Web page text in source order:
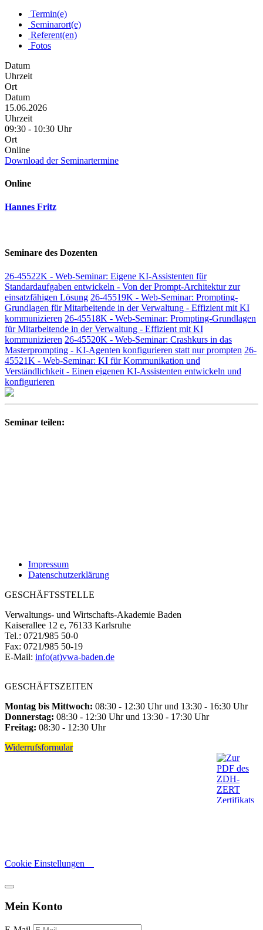
Termin(e)
Seminarort(e)
Referent(en)
Fotos
Datum
Uhrzeit
Ort
Datum
15.06.2026
Uhrzeit
09:30 - 10:30 Uhr
Ort
Online
Download der Seminartermine
Online
Hannes Fritz
Seminare des Dozenten
26-45522K - Web-Seminar: Eigene KI-Assistenten für
Standardaufgaben entwickeln - Von der Prompt-Architektur zur
einsatzfähigen Lösung 26-45519K - Web-Seminar: Prompting-
Grundlagen für Mitarbeitende in der Verwaltung - Effizient mit KI
kommunizieren 26-45518K - Web-Seminar: Prompting-Grundlagen
für Mitarbeitende in der Verwaltung - Effizient mit KI
kommunizieren 26-45520K - Web-Seminar: Crashkurs in das
Masterprompting - KI-Agenten konfigurieren statt nur prompten 26-
45521K - Web-Seminar: KI für Kommunikation und
Verständlichkeit - Einen eigenen KI-Assistenten entwickeln und
konfigurieren
Seminar teilen:
Impressum
Datenschutzerklärung
GESCHÄFTSSTELLE
Verwaltungs- und Wirtschafts-Akademie Baden
Kaiserallee 12 e, 76133 Karlsruhe
Tel.: 0721/985 50-0
Fax: 0721/985 50-19
E-Mail: info(at)vwa-baden.de
GESCHÄFTSZEITEN
Montag bis Mittwoch: 08:30 - 12:30 Uhr und 13:30 - 16:30 Uhr
Donnerstag: 08:30 - 12:30 Uhr und 13:30 - 17:30 Uhr
Freitag: 08:30 - 12:30 Uhr
Widerrufsformular
Cookie Einstellungen
Mein Konto